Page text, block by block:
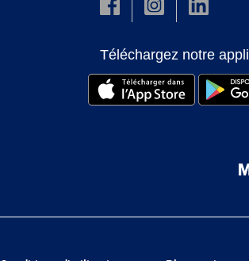
Téléchargez notre appli